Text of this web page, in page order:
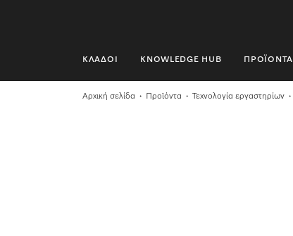
ΚΛΆΔΟΙ KNOWLEDGE HUB ΠΡΟΪΌΝΤΑ
ΚΛΆΔΟΙ
Αρχική σελίδα Προϊόντα Τεχνολογία εργαστηρίων